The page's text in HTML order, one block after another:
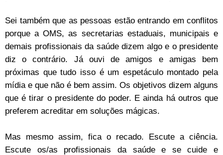
Sei também que as pessoas estão entrando em conflitos
porque a OMS, as secretarias estaduais, municipais e
demais profissionais da saúde dizem algo e o presidente
diz o contrário. Já ouvi de amigos e amigas bem
próximas que tudo isso é um espetáculo montado pela
mídia e que não é bem assim. Os objetivos dizem alguns
que é tirar o presidente do poder. E ainda há outros que
preferem acreditar em soluções mágicas.
Mas mesmo assim, fica o recado. Escute a ciência.
Escute os/as profissionais da saúde e se cuide e